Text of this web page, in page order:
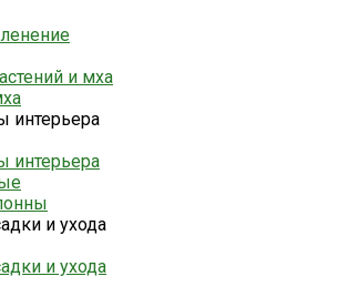
и мха
интерьера
интерьера
и ухода
и ухода